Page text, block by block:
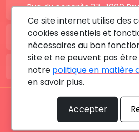
Rue du congrès 37 , 1000
BE: +32 28080227
FR: +33 183642895
Tous les droits sont réservés ©
Ce site internet utilise des
cookies essentiels et
nécessaires au bon
site et ne peuvent pas être
notre politique en matière
en savoir plus.
Accepter